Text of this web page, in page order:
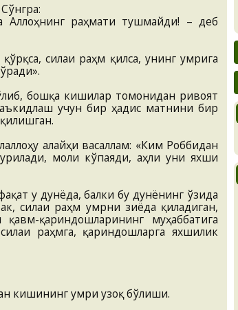
Аллоҳнинг раҳмати тушмайди! – деб
силаи раҳм қилса, унинг умрига
бошқа кишилар томонидан ривоят
учун бир ҳадис матнини бир
алайҳи васаллам: «Ким Роббидан
моли кўпаяди, аҳли уни яхши
у дунёда, балки бу дунёнинг ўзида
силаи раҳм умрни зиёда қиладиган,
қариндошларининг муҳаббатига
раҳмга, қариндошларга яхшилик
кишининг умри узоқ бўлиши.